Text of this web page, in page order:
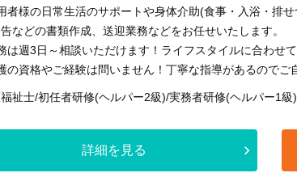
者様の日常生活のサポートや身体介助(食事・入浴・排
などの書類作成、送迎業務などをお任せいたします。
は週3日～相談いただけます！ライフスタイルに合わせ
の資格やご経験は問いません！丁寧な指導があるので
祉士/初任者研修(ヘルパー2級)/実務者研修(ヘルパー1級
詳細を見る